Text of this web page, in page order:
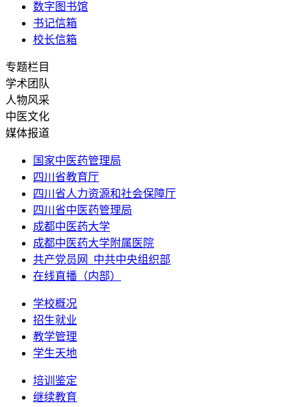
数字图书馆
书记信箱
校长信箱
专题栏目
学术团队
人物风采
中医文化
媒体报道
国家中医药管理局
四川省教育厅
四川省人力资源和社会保障厅
四川省中医药管理局
成都中医药大学
成都中医药大学附属医院
共产党员网_中共中央组织部
在线直播（内部）
学校概况
招生就业
教学管理
学生天地
培训鉴定
继续教育